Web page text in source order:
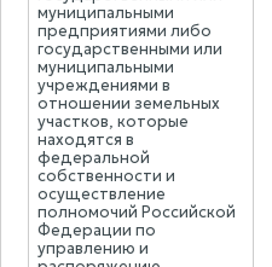
муниципальными
предприятиями либо
государственными или
муниципальными
учреждениями в
отношении земельных
участков, которые
находятся в
федеральной
собственности и
осуществление
полномочий Российской
Федерации по
управлению и